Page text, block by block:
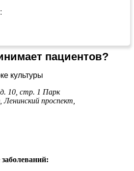
пациентов?
культуры
10, стр. 1 Парк
Ленинский проспект,